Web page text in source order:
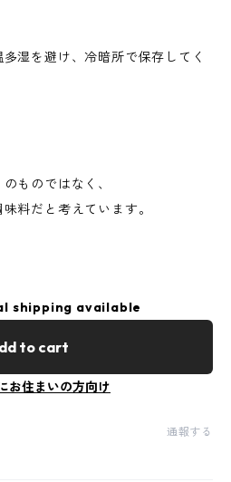
湿を避け、冷暗所で保存してく
ものではなく、
料だと考えています。
shipping available
to cart
お住まいの方向け
通報する